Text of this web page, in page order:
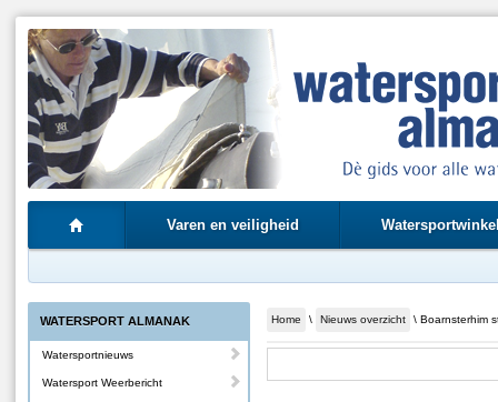
Varen en veiligheid
Home \ Nieuws overzicht \ Boarnsterhim
WATERSPORT ALMANAK
Watersportnieuws
Watersport Weerbericht